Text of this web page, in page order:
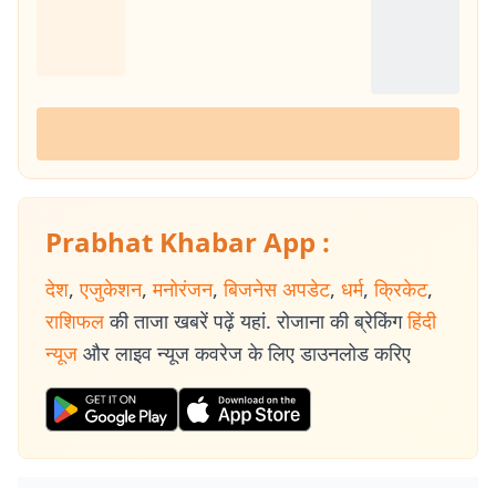
Prabhat Khabar App :
देश, एजुकेशन, मनोरंजन, बिजनेस अपडेट, धर्म, क्रिकेट,
राशिफल की ताजा खबरें पढ़ें यहां. रोजाना की ब्रेकिंग हिंदी
न्यूज और लाइव न्यूज कवरेज के लिए डाउनलोड करिए